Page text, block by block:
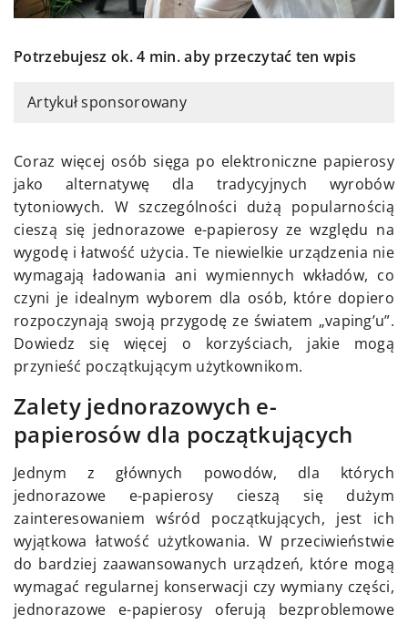
Potrzebujesz ok. 4 min. aby przeczytać ten wpis
Artykuł sponsorowany
Coraz więcej osób sięga po elektroniczne papierosy
jako alternatywę dla tradycyjnych wyrobów
tytoniowych. W szczególności dużą popularnością
cieszą się jednorazowe e-papierosy ze względu na
wygodę i łatwość użycia. Te niewielkie urządzenia nie
wymagają ładowania ani wymiennych wkładów, co
czyni je idealnym wyborem dla osób, które dopiero
rozpoczynają swoją przygodę ze światem „vaping’u”.
Dowiedz się więcej o korzyściach, jakie mogą
przynieść początkującym użytkownikom.
Zalety jednorazowych e-
papierosów dla początkujących
Jednym z głównych powodów, dla których
jednorazowe e-papierosy cieszą się dużym
zainteresowaniem wśród początkujących, jest ich
wyjątkowa łatwość użytkowania. W przeciwieństwie
do bardziej zaawansowanych urządzeń, które mogą
wymagać regularnej konserwacji czy wymiany części,
jednorazowe e-papierosy oferują bezproblemowe